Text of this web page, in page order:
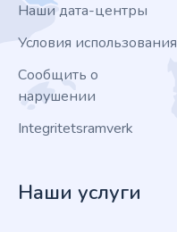
Наши дата-центры
Условия использования
Сообщить о
нарушении
Integritetsramverk
Наши услуги